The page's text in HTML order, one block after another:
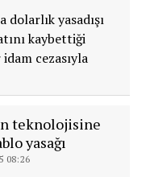
yasadışı
kaybettiği
cezasıyla
teknolojisine
yasağı
08:26